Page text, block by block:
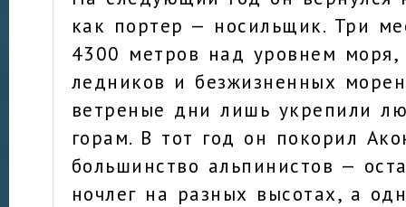
как портер — носильщик. Три
4300 метров над уровнем
ледников и безжизненных
ветреные дни лишь укрепили
горам. В тот год он покорил
большинство альпинистов —
ночлег на разных высотах, а